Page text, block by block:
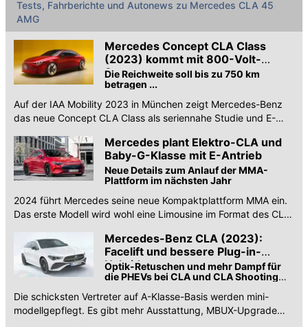
Tests, Fahrberichte und Autonews zu Mercedes CLA 45
AMG
Mercedes Concept CLA Class
(2023) kommt mit 800-Volt-
System
Die Reichweite soll bis zu 750 km
betragen ...
Auf der IAA Mobility 2023 in München zeigt Mercedes-Benz
das neue Concept CLA Class als seriennahe Studie und E-
Mercedes plant Elektro-CLA und
Baby-G-Klasse mit E-Antrieb
Neue Details zum Anlauf der MMA-
Plattform im nächsten Jahr
2024 führt Mercedes seine neue Kompaktplattform MMA ein.
Das erste Modell wird wohl eine Limousine im Format des CLA
Mercedes-Benz CLA (2023):
Facelift und bessere Plug-in-
Hybride
Optik-Retuschen und mehr Dampf für
die PHEVs bei CLA und CLA Shooting
Die schicksten Vertreter auf A-Klasse-Basis werden mini-
modellgepflegt. Es gibt mehr Ausstattung, MBUX-Upgrade